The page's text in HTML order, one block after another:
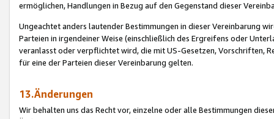
ermöglichen, Handlungen in Bezug auf den Gegenstand dieser
Ungeachtet anders lautender Bestimmungen in dieser Vereinbarung
Parteien in irgendeiner Weise (einschließlich des Ergreifens oder
veranlasst oder verpflichtet wird, die mit US-Gesetzen, Vorschriften,
für eine der Parteien dieser Vereinbarung gelten.
13.Änderungen
Wir behalten uns das Recht vor, einzelne oder alle Bestimmungen